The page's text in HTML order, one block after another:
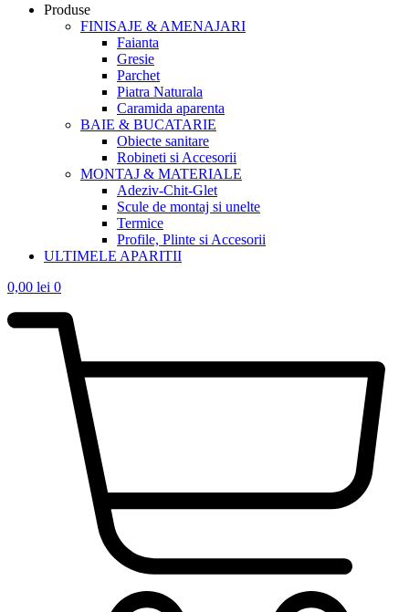
Produse
FINISAJE & AMENAJARI
Faianta
Gresie
Parchet
Piatra Naturala
Caramida aparenta
BAIE & BUCATARIE
Obiecte sanitare
Robineti si Accesorii
MONTAJ & MATERIALE
Adeziv-Chit-Glet
Scule de montaj si unelte
Termice
Profile, Plinte si Accesorii
ULTIMELE APARITII
0,00 lei 0